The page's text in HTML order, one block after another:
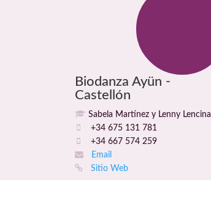
Biodanza Ayün -
Castellón
Sabela Martínez y Lenny Lencina
+34 675 131 781
+34 667 574 259
Email
Sitio Web